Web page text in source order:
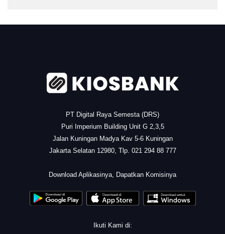
PT Digital Raya Semesta (DRS)
Puri Imperium Building Unit G 2,3,5
Jalan Kuningan Madya Kav 5-6 Kuningan
Jakarta Selatan 12980, Tlp. 021 294 88 777
Download Aplikasinya, Dapatkan Komisinya
Ikuti Kami di: